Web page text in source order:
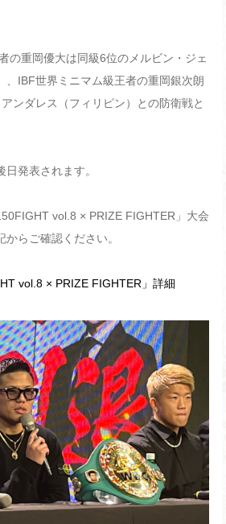
の重岡優大は同級6位のメルビン・ジェ
、IBF世界ミニマム級王者の重岡銀次朗
ンダレス（フィリピン）との防衛戦と
発表されます。
vol.8 × PRIZE FIGHTER」大会
らご確認ください。
vol.8 × PRIZE FIGHTER」詳細